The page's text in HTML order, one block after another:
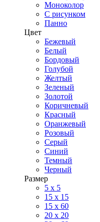
Моноколор
С рисунком
Панно
Цвет
Бежевый
Белый
Бордовый
Голубой
Желтый
Зеленый
Золотой
Коричневый
Красный
Оранжевый
Розовый
Серый
Синий
Темный
Черный
Размер
5 x 5
15 x 15
15 x 60
20 х 20